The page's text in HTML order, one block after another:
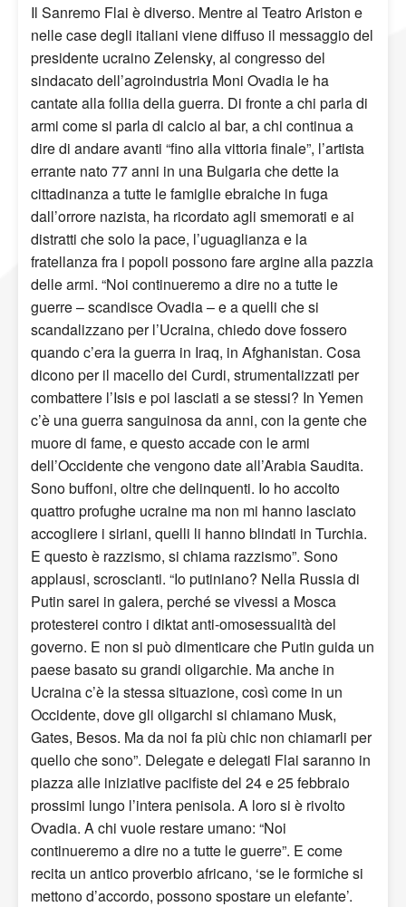
Il Sanremo Flai è diverso. Mentre al Teatro Ariston e
nelle case degli italiani viene diffuso il messaggio del
presidente ucraino Zelensky, al congresso del
sindacato dell’agroindustria Moni Ovadia le ha
cantate alla follia della guerra. Di fronte a chi parla di
armi come si parla di calcio al bar, a chi continua a
dire di andare avanti “fino alla vittoria finale”, l’artista
errante nato 77 anni in una Bulgaria che dette la
cittadinanza a tutte le famiglie ebraiche in fuga
dall’orrore nazista, ha ricordato agli smemorati e ai
distratti che solo la pace, l’uguaglianza e la
fratellanza fra i popoli possono fare argine alla pazzia
delle armi. “Noi continueremo a dire no a tutte le
guerre – scandisce Ovadia – e a quelli che si
scandalizzano per l’Ucraina, chiedo dove fossero
quando c’era la guerra in Iraq, in Afghanistan. Cosa
dicono per il macello dei Curdi, strumentalizzati per
combattere l’Isis e poi lasciati a se stessi? In Yemen
c’è una guerra sanguinosa da anni, con la gente che
muore di fame, e questo accade con le armi
dell’Occidente che vengono date all’Arabia Saudita.
Sono buffoni, oltre che delinquenti. Io ho accolto
quattro profughe ucraine ma non mi hanno lasciato
accogliere i siriani, quelli li hanno blindati in Turchia.
E questo è razzismo, si chiama razzismo”. Sono
applausi, scroscianti. “Io putiniano? Nella Russia di
Putin sarei in galera, perché se vivessi a Mosca
protesterei contro i diktat anti-omosessualità del
governo. E non si può dimenticare che Putin guida un
paese basato su grandi oligarchie. Ma anche in
Ucraina c’è la stessa situazione, così come in un
Occidente, dove gli oligarchi si chiamano Musk,
Gates, Besos. Ma da noi fa più chic non chiamarli per
quello che sono”. Delegate e delegati Flai saranno in
piazza alle iniziative pacifiste del 24 e 25 febbraio
prossimi lungo l’intera penisola. A loro si è rivolto
Ovadia. A chi vuole restare umano: “Noi
continueremo a dire no a tutte le guerre”. E come
recita un antico proverbio africano, ‘se le formiche si
mettono d’accordo, possono spostare un elefante’.